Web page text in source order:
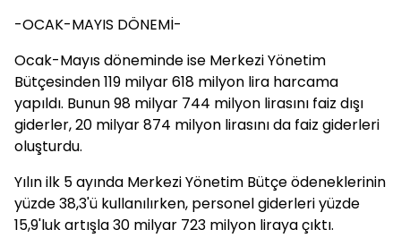
-OCAK-MAYIS DÖNEMİ-
Ocak-Mayıs döneminde ise Merkezi Yönetim
Bütçesinden 119 milyar 618 milyon lira harcama
yapıldı. Bunun 98 milyar 744 milyon lirasını faiz dışı
giderler, 20 milyar 874 milyon lirasını da faiz giderleri
oluşturdu.
Yılın ilk 5 ayında Merkezi Yönetim Bütçe ödeneklerinin
yüzde 38,3'ü kullanılırken, personel giderleri yüzde
15,9'luk artışla 30 milyar 723 milyon liraya çıktı.